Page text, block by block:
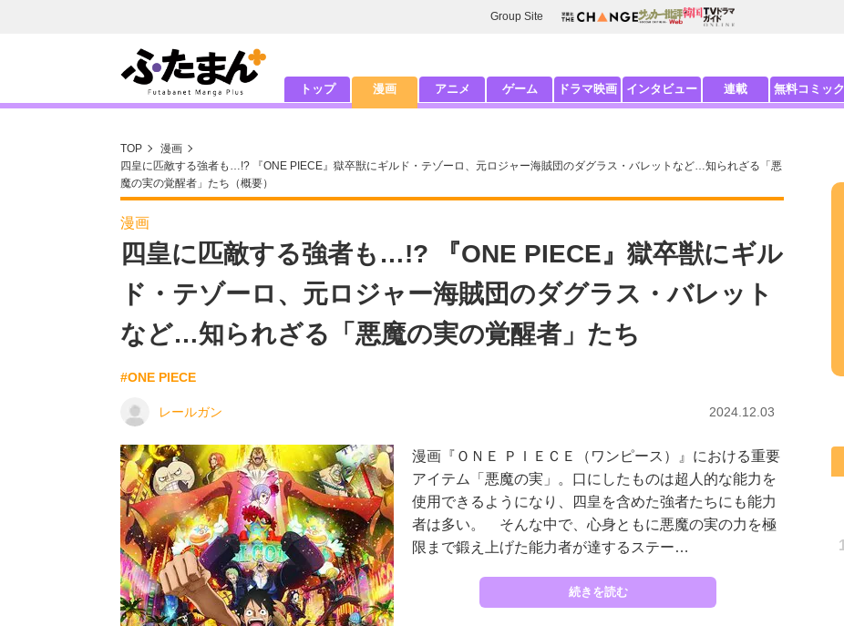
Group Site
トップ 漫画 アニメ ゲーム ドラマ映画 インタビュー 連載 無料コミック
TOP
漫画
四皇に匹敵する強者も…!? 『ONE PIECE』獄卒獣にギルド・テゾーロ、元ロジャー海賊団のダグラス・バレットなど…知られざる「悪
魔の実の覚醒者」たち（概要）
漫画
四皇に匹敵する強者も…!? 『ONE PIECE』獄卒獣にギル
ド・テゾーロ、元ロジャー海賊団のダグラス・バレット
など…知られざる「悪魔の実の覚醒者」たち
#ONE PIECE
レールガン 2024.12.03
漫画『ＯＮＥ ＰＩＥＣＥ（ワンピース）』における重要
アイテム「悪魔の実」。口にしたものは超人的な能力を
使用できるようになり、四皇を含めた強者たちにも能力
者は多い。 そんな中で、心身ともに悪魔の実の力を極
限まで鍛え上げた能力者が達するステー…
続きを読む